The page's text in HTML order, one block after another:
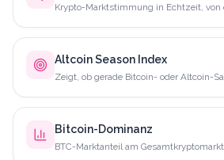
Krypto-Marktstimmung in Echtzeit, von
Altcoin Season Index
Zeigt, ob gerade Bitcoin- oder Altcoin-
Bitcoin-Dominanz
BTC-Marktanteil am